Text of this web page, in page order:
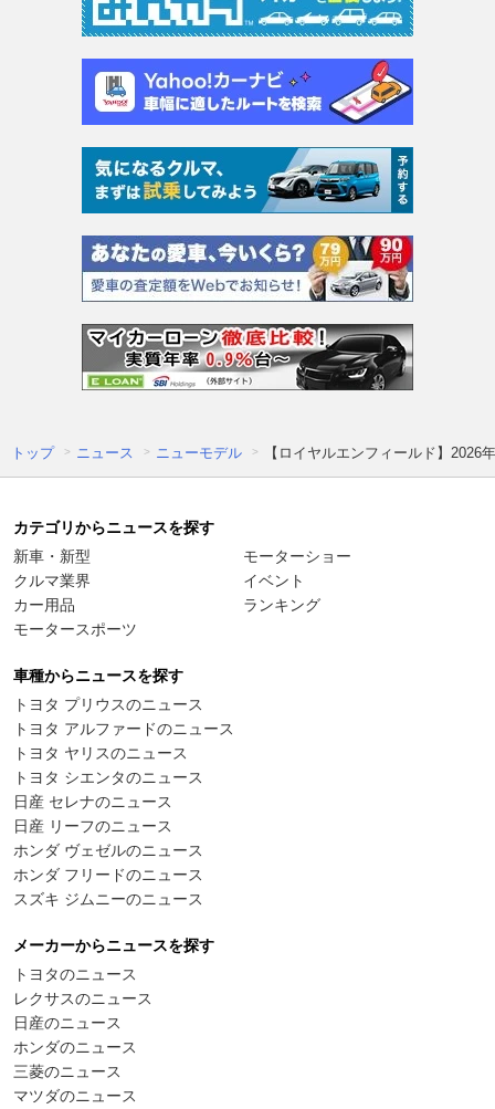
トップ ニュース ニューモデル 【ロイヤルエンフィールド】
カテゴリからニュースを探す
新車・新型
クルマ業界
カー用品
モータースポーツ
モーターショー
イベント
ランキング
車種からニュースを探す
トヨタ プリウスのニュース
トヨタ アルファードのニュース
トヨタ ヤリスのニュース
トヨタ シエンタのニュース
日産 セレナのニュース
日産 リーフのニュース
ホンダ ヴェゼルのニュース
ホンダ フリードのニュース
スズキ ジムニーのニュース
メーカーからニュースを探す
トヨタのニュース
レクサスのニュース
日産のニュース
ホンダのニュース
三菱のニュース
マツダのニュース